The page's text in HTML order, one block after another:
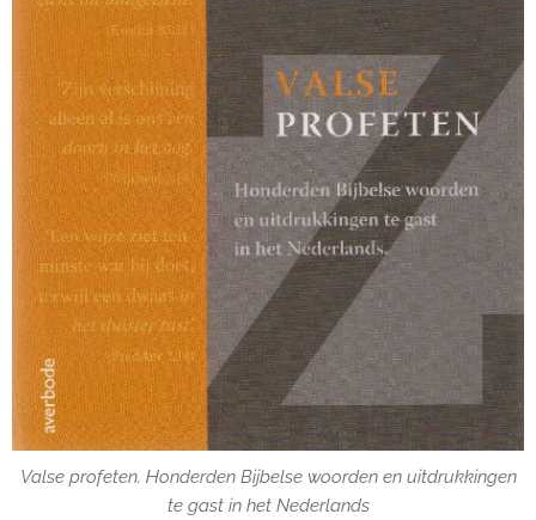
Valse profeten. Honderden Bijbelse woorden en uitdrukkingen
te gast in het Nederlands
Valse profeten. Honderden Bijbelse woorden en uitdrukkingen
te gast in het Nederlands